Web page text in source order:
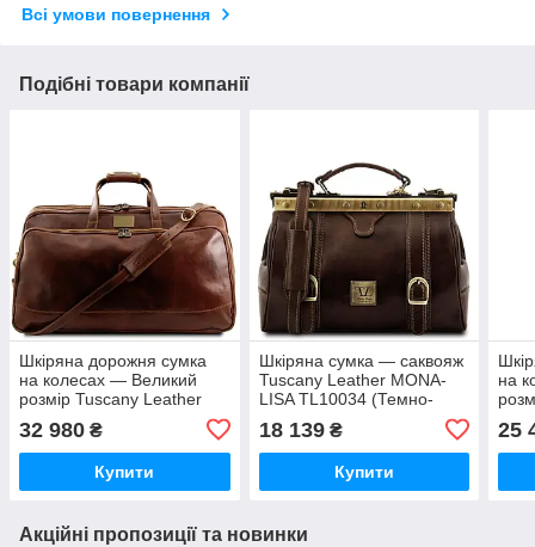
Всі умови повернення
Подібні товари компанії
Шкіряна дорожня сумка
на колесах — Великий
розмір Tuscany Leather
(Коричневий)
32 980 ₴
Купити
Шкіряна сумка — саквояж
Tuscany Leather MONA-
LISA TL10034 (Темно-
18 139₴
Купити
на
25
Акційні пропозиції та новинки